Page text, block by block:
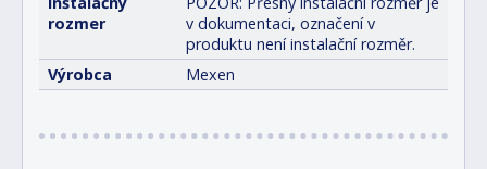
rozmer
v dokumentaci, označení v
produktu není instalační rozměr.
Výrobca
Mexen